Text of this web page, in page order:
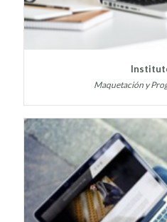
Maquetación y